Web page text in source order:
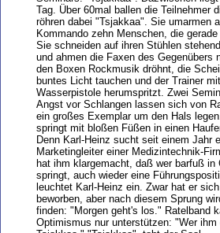
Tag. Über 60mal ballen die Teilnehmer
röhren dabei "Tsjakkaa". Sie umarmen
Kommando zehn Menschen, die
Sie schneiden auf ihren Stühlen
und ahmen die Faxen des Gegenübers
den Boxen Rockmusik dröhnt, die
buntes Licht tauchen und der Trainer
Wasserpistole herumspritzt. Zwei
Angst vor Schlangen lassen sich von
ein großes Exemplar um den Hals
springt mit bloßen Füßen in einen
Denn Karl-Heinz sucht seit einem Jahr
Marketingleiter einer Medizintechnik-
hat ihm klargemacht, daß wer barfuß in
springt, auch wieder eine
leuchtet Karl-Heinz ein. Zwar hat er
beworben, aber nach diesem Sprung
finden: "Morgen geht's los." Ratelband
Optimismus nur unterstützen: "Wer